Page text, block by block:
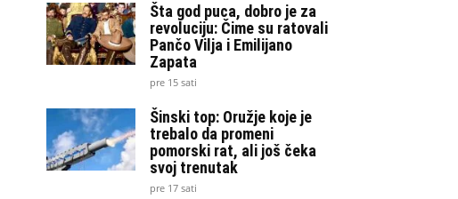
Šta god puca, dobro je za
revoluciju: Čime su ratovali
Pančo Vilja i Emilijano
Zapata
pre 15 sati
Šinski top: Oružje koje je
trebalo da promeni
pomorski rat, ali još čeka
svoj trenutak
pre 17 sati